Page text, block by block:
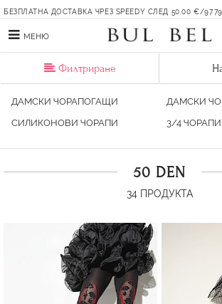
БЕЗПЛАТНА ДОСТАВКА ЧРЕЗ SPEEDY СЛЕД 50.00 €/97.79
МЕНЮ
Филтриране
ДАМСКИ ЧОРАПОГАЩИ
СИЛИКОНОВИ ЧОРАПИ
ДАМСКИ
3/4 ЧОРАПИ
50 DEN
34ПРОДУКТА